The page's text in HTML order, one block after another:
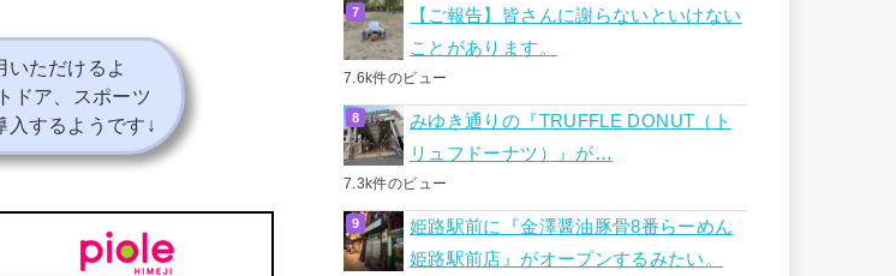
ただけるよ
ドア、スポーツ
するようです↓
【ご報告】皆さんに謝らないといけない
ことがあります。
7.6k件のビュー
みゆき通りの『TRUFFLE DONUT（ト
リュフドーナツ）』が…
7.3k件のビュー
姫路駅前に『金澤醤油豚骨8番らーめん
姫路駅前店』がオープンするみたい。